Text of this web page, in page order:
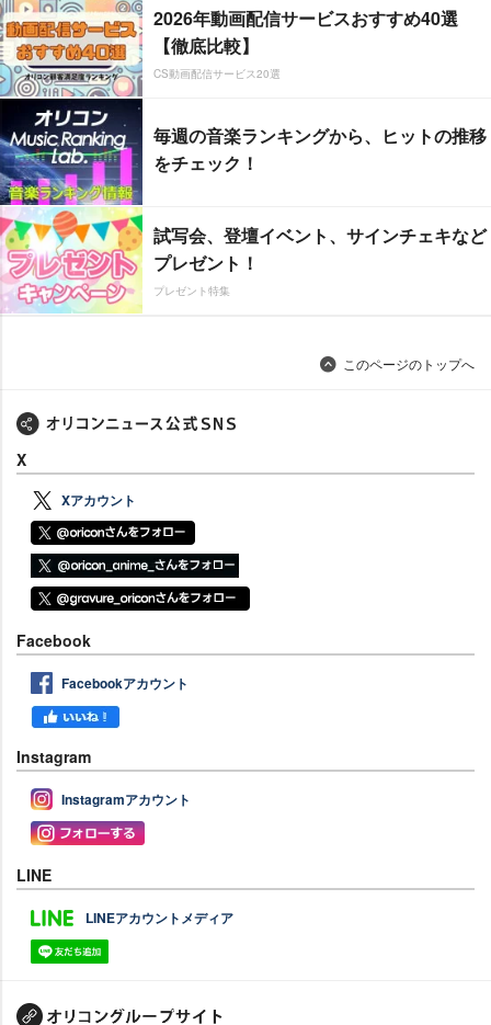
2026年動画配信サービスおすすめ40選
【徹底比較】
CS動画配信サービス20選
毎週の音楽ランキングから、ヒットの推移
をチェック！
試写会、登壇イベント、サインチェキなど
プレゼント！
プレゼント特集
このページのトップへ
X
Xアカウント
Facebook
Facebookアカウント
Instagram
Instagramアカウント
LINE
LINEアカウントメディア